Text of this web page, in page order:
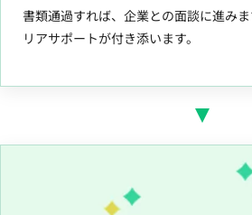
書類通過すれば、企業との面談に進み
リアサポートが付き添います。